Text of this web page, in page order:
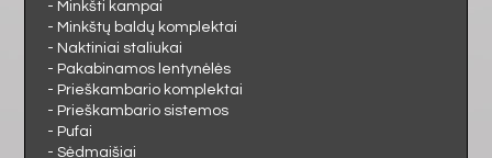
- Minkšti kampai
- Minkštų baldų komplektai
- Naktiniai staliukai
- Pakabinamos lentynėlės
- Prieškambario komplektai
- Prieškambario sistemos
- Pufai
- Sėdmaišiai